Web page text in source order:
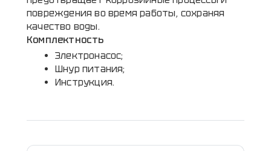
повреждения во время работы, сохраняя
качество воды.
Комплектность
Электронасос;
Шнур питания;
Инструкция.